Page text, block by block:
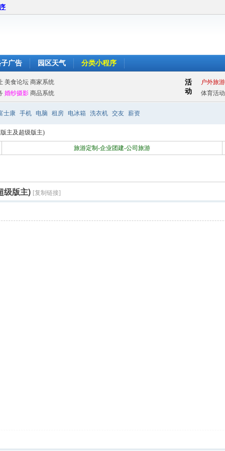
广告 园区天气 分类小程序
士康 手机 电脑 租房 电冰箱 洗衣机 交友 薪资
主及超级版主)
旅游定制-企业团建-公司旅游
级版主) [复制链接]